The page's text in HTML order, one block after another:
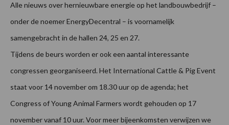
Alle nieuws over hernieuwbare energie op het landbouwbedrijf –
onder de noemer EnergyDecentral – is voornamelijk
samengebracht in de hallen 24, 25 en 27.
Tijdens de beurs worden er ook een aantal interessante
congressen georganiseerd. Het International Cattle & Pig Event
staat voor 14 november om 18.30 uur op de agenda; het
Congress of Young Animal Farmers wordt gehouden op 17
november vanaf 10 uur. Voor meer bijeenkomsten verwijzen we